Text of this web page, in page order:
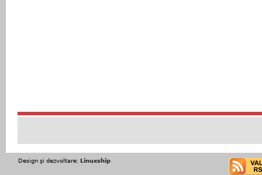
Design şi dezvoltare: Linuxship